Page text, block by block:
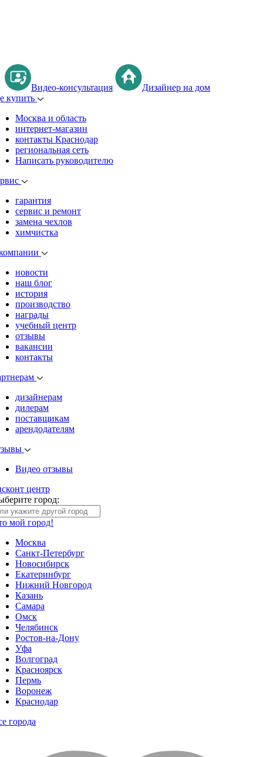
Видео-консультация
Дизайнер на дом
купить
Москва и область
интернет-магазин
контакты Краснодар
региональная сеть
Написать руководителю
гарантия
сервис и ремонт
замена чехлов
химчистка
новости
наш блог
история
производство
награды
учебный центр
отзывы
вакансии
контакты
дизайнерам
дилерам
поставщикам
арендодателям
Видео отзывы
центр
город:
мой город!
Москва
Санкт-Петербург
Новосибирск
Екатеринбург
Нижний Новгород
Казань
Самара
Омск
Челябинск
Ростов-на-Дону
Уфа
Волгоград
Красноярск
Пермь
Воронеж
Краснодар
города